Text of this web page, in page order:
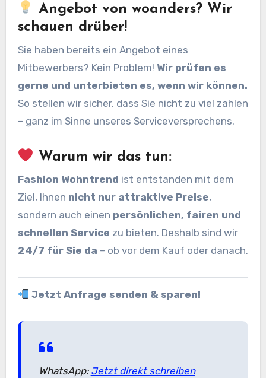
Angebot von woanders? Wir
schauen drüber!
Sie haben bereits ein Angebot eines
Mitbewerbers? Kein Problem! Wir prüfen es
gerne und unterbieten es, wenn wir können.
So stellen wir sicher, dass Sie nicht zu viel zahlen
– ganz im Sinne unseres Serviceversprechens.
Warum wir das tun:
Fashion Wohntrend ist entstanden mit dem
Ziel, Ihnen nicht nur attraktive Preise,
sondern auch einen persönlichen, fairen und
schnellen Service zu bieten. Deshalb sind wir
24/7 für Sie da – ob vor dem Kauf oder danach.
Jetzt Anfrage senden & sparen!
WhatsApp: Jetzt direkt schreiben